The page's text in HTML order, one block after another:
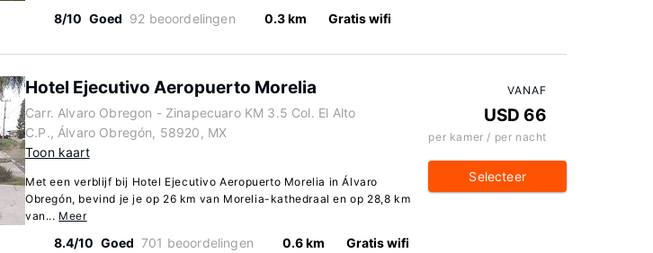
8/10 Goed 92 beoordelingen 0.3 km Gratis wifi
Hotel Ejecutivo Aeropuerto Morelia
Carr. Alvaro Obregon - Zinapecuaro KM 3.5 Col. El Alto
C.P., Álvaro Obregón, 58920, MX
Toon kaart
Met een verblijf bij Hotel Ejecutivo Aeropuerto Morelia in Álvaro
Obregón, bevind je je op 26 km van Morelia-kathedraal en op 28,8 km
van... Meer
8.4/10 Goed 701 beoordelingen 0.6 km Gratis wifi
VANAF
USD 66
per kamer / per nacht
Selecteer